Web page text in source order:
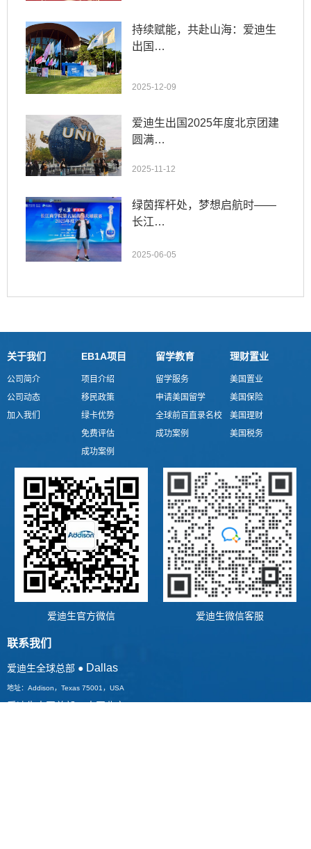
持续赋能，共赴山海：爱迪生
出国…
2025-12-09
爱迪生出国2025年度北京团建
圆满…
2025-11-12
绿茵挥杆处，梦想启航时——
长江…
2025-06-05
关于我们
公司简介
公司动态
加入我们
EB1A项目
项目介绍
移民政策
绿卡优势
免费评估
成功案例
留学教育
留学服务
申请美国留学
全球前百直录名校
成功案例
理财置业
美国置业
美国保险
美国理财
美国税务
爱迪生官方微信 爱迪生微信客服
联系我们
爱迪生全球总部 ● Dallas
地址：Addison，Texas 75001，USA
爱迪生中国总部 ● 中国北京